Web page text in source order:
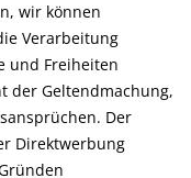
wir können
Verarbeitung
und Freiheiten
der Geltendmachung,
Der
Direktwerbung